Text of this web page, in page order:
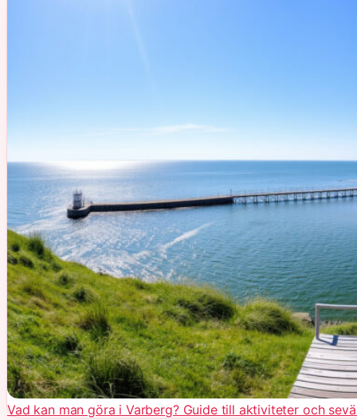
Vad kan man göra i Varberg? Guide till aktiviteter och